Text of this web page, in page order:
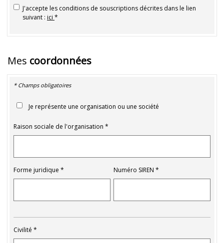
J'accepte les conditions de souscriptions décrites dans le lien
suivant : ici
Mes coordonnées
* Champs obligatoires
Je représente une organisation ou une société
Raison sociale de l'organisation
Forme juridique Numéro SIREN
Civilité